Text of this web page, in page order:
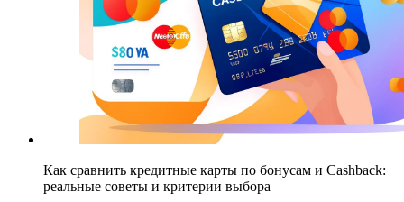
Как сравнить кредитные карты по бонусам и Cashback:
реальные советы и критерии выбора